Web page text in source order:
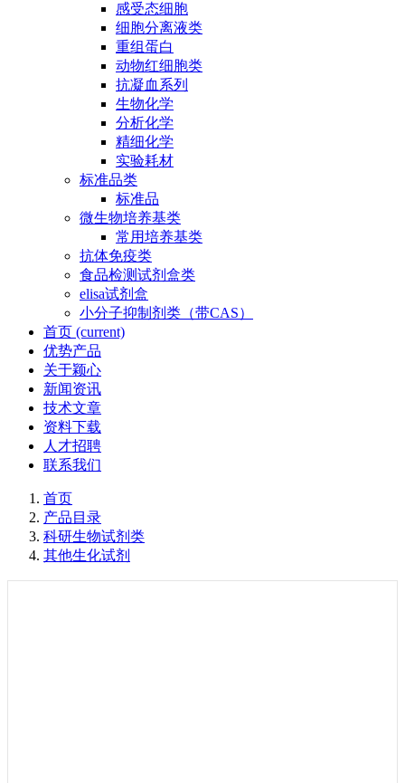
感受态细胞
细胞分离液类
重组蛋白
动物红细胞类
抗凝血系列
生物化学
分析化学
精细化学
实验耗材
标准品类
标准品
微生物培养基类
常用培养基类
抗体免疫类
食品检测试剂盒类
elisa试剂盒
小分子抑制剂类（带CAS）
首页 (current)
优势产品
关于颖心
新闻资讯
技术文章
资料下载
人才招聘
联系我们
首页
产品目录
科研生物试剂类
其他生化试剂